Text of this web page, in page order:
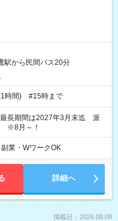
駅から民間バス20分
時間) #15時まで
長期間は2027年3月末迄 派
※8月～！
副業・WワークOK
詳細へ
掲載日：2026.08.08